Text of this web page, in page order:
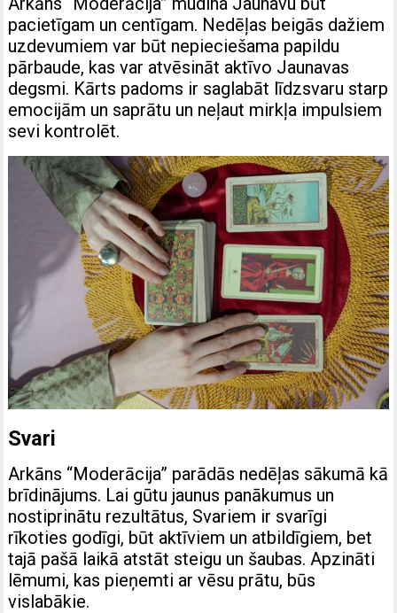
pacietīgam un centīgam. Nedēļas beigās dažiem
uzdevumiem var būt nepieciešama papildu
pārbaude, kas var atvēsināt aktīvo Jaunavas
degsmi. Kārts padoms ir saglabāt līdzsvaru starp
emocijām un saprātu un neļaut mirkļa impulsiem
sevi kontrolēt.
Svari
Arkāns “Moderācija” parādās nedēļas sākumā kā
brīdinājums. Lai gūtu jaunus panākumus un
nostiprinātu rezultātus, Svariem ir svarīgi
rīkoties godīgi, būt aktīviem un atbildīgiem, bet
tajā pašā laikā atstāt steigu un šaubas. Apzināti
lēmumi, kas pieņemti ar vēsu prātu, būs
vislabākie.